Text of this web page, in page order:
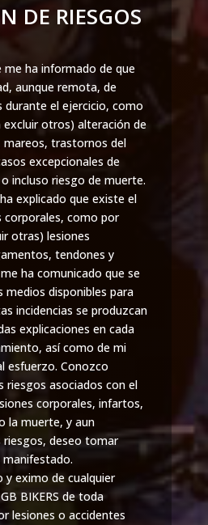
DE RIESGOS
ha informado de que
aunque remota, de
el ejercicio, como
excluir otros) alteración de
mareos, trastornos del
excepcionales de
incluso riesgo de muerte.
explicado que existe el
corporales, como por
otras) lesiones
tendones y
ha comunicado que se
disponibles para
incidencias se produzcan
explicaciones en cada
así como de mi
esfuerzo. Conozco
riesgos asociados con el
corporales, infartos,
la muerte, y aun
deseo tomar
y eximo de cualquier
BIKERS de toda
lesiones o accidentes